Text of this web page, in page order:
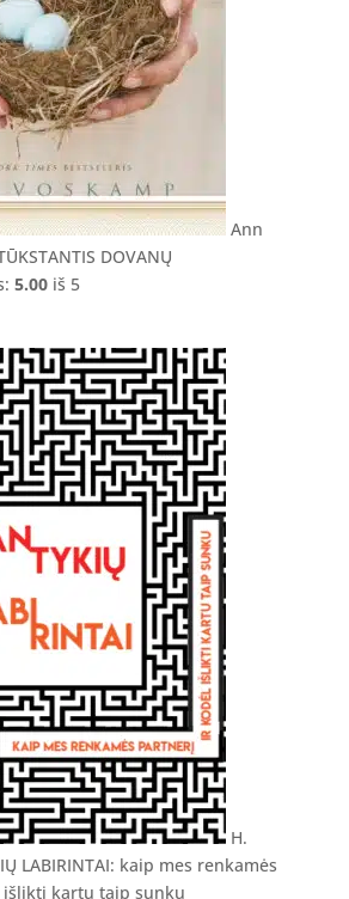
Ann
DOVANŲ
5.00iš 5
H.
LABIRINTAI: kaip mes renkamės
kartu taip sunku